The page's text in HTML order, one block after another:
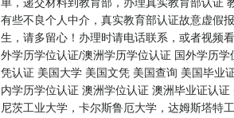
单，递交材料到教育部，办理真实教育部认证
有些不良个人中介，真实教育部认证故意虚假
生，请多留心！办理时请电话联系，或者视频
外学历学位认证/澳洲学历学位认证 国外学历
凭认证 美国大学 美国文凭 美国查询 美国毕业
内学历学位认证 澳洲学位认证 澳洲毕业证认
尼茨工业大学，卡尔斯鲁厄大学，达姆斯塔特